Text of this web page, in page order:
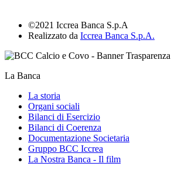
©2021 Iccrea Banca S.p.A
Realizzato da Iccrea Banca S.p.A.
La Banca
La storia
Organi sociali
Bilanci di Esercizio
Bilanci di Coerenza
Documentazione Societaria
Gruppo BCC Iccrea
La Nostra Banca - Il film